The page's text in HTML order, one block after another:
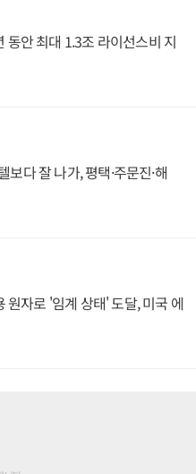
안 최대 1.3조 라이선스비 지
다 잘 나가, 평택·주문진·해
원자로 '임계 상태' 도달, 미국 에